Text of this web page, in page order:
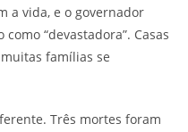
a vida, e o governador
“devastadora”. Casas
famílias se
Três mortes foram